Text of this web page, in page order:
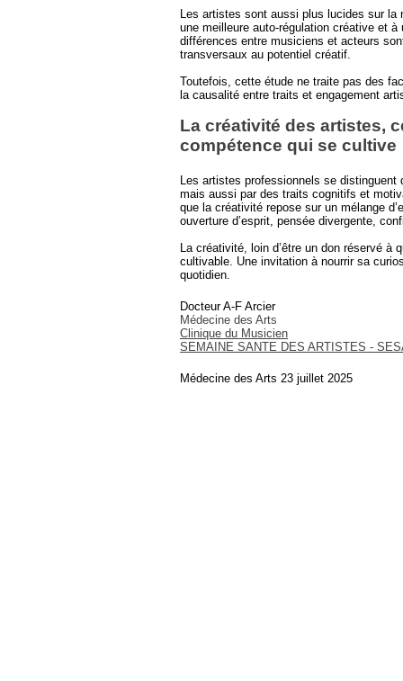
Les artistes sont aussi plus lucides sur la
une meilleure auto-régulation créative et
différences entre musiciens et acteurs
transversaux au potentiel créatif.
Toutefois, cette étude ne traite pas des
la causalité entre traits et engagement
La créativité des artistes,
compétence qui se cultive
Les artistes professionnels se
mais aussi par des traits cognitifs et
que la créativité repose sur un mélange
ouverture d’esprit, pensée divergente,
La créativité, loin d’être un don réservé
cultivable. Une invitation à nourrir sa
quotidien.
Docteur A-F Arcier
Médecine des Arts
Clinique du Musicien
SEMAINE SANTE DES ARTISTES -
Médecine des Arts 23 juillet 2025